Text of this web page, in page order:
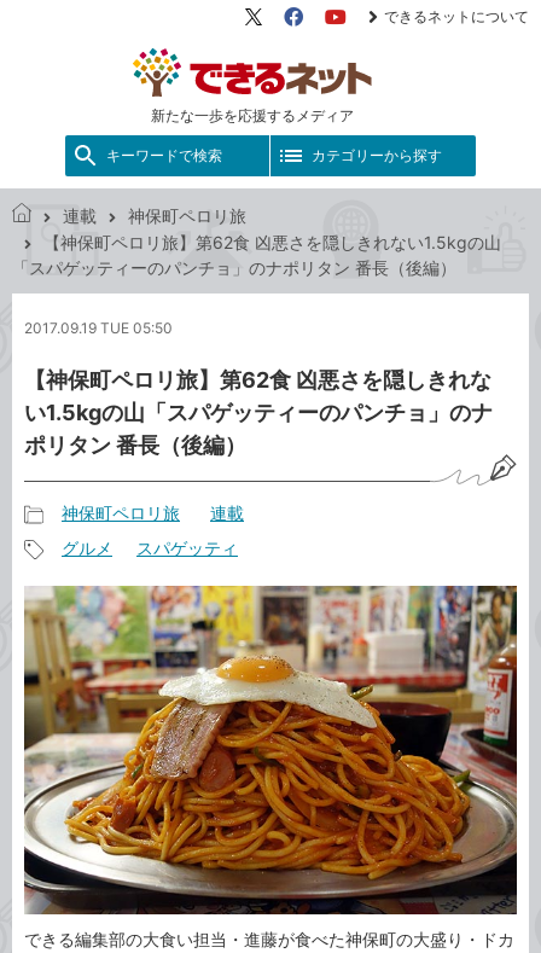
新たな一歩を応援するメディア
X（旧
FacebookYouTube
できるネットについて
キーワードで検索 カテゴリーから探す
き
ッ
連載
神保町ペロリ旅
【神保町ペロリ旅】第62食 凶悪さを隠しきれない1.5kgの山
「スパゲッティーのパンチョ」のナポリタン 番長（後編）
2017.09.19 TUE 05:50
【神保町ペロリ旅】第62食 凶悪さを隠しきれな
い1.5kgの山「スパゲッティーのパンチョ」のナ
ポリタン 番長（後編）
事
カ
テ
ゴ
リ
神保町ペロリ旅 連載
事
タ
グ
グルメ スパゲッティ
できる編集部の大食い担当・進藤が食べた神保町の大盛り・ドカ